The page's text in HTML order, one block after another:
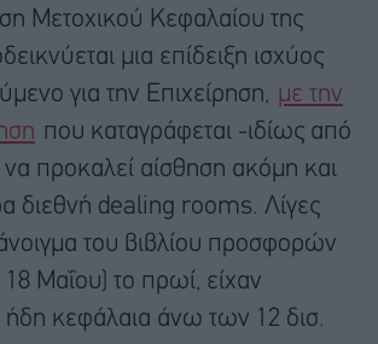
Μετοχικού Κεφαλαίου της
μια επίδειξη ισχύος
για την Επιχείρηση, με την
που καταγράφεται -ιδίως από
προκαλεί αίσθηση ακόμη και
διεθνή dealing rooms. Λίγες
του βιβλίου προσφορών
Μαΐου) το πρωί, είχαν
ήδη κεφάλαια άνω των 12 δισ.